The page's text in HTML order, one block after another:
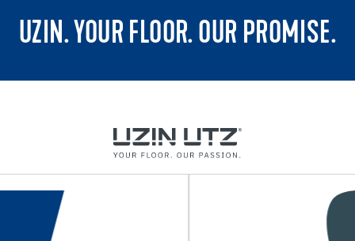
UZIN. YOUR FLOOR. OUR PROMISE.